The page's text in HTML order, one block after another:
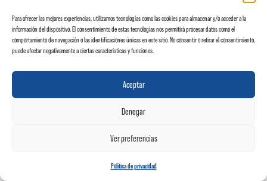
Para ofrecer las mejores experiencias, utilizamos tecnologías como las cookies para almacenar y/o acceder a la
información del dispositivo. El consentimiento de estas tecnologías nos permitirá procesar datos como el
comportamiento de navegación o las identificaciones únicas en este sitio. No consentir o retirar el consentimiento,
puede afectar negativamente a ciertas características y funciones.
Aceptar
Denegar
Ver preferencias
Política de privacidad